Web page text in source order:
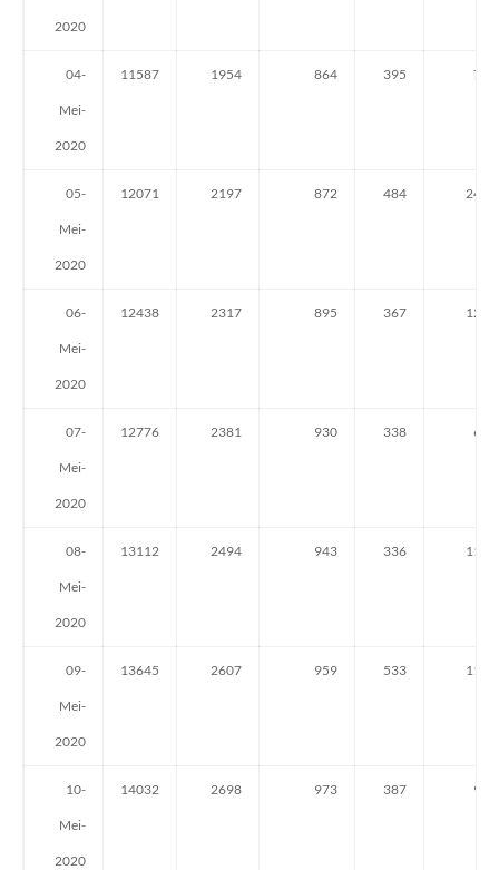
2020
04-
Mei-
2020
11587 1954 864 395 78
05-
Mei-
2020
12071 2197 872 484 243
06-
Mei-
2020
12438 2317 895 367 120
07-
Mei-
2020
12776 2381 930 338 64
08-
Mei-
2020
13112 2494 943 336 113
09-
Mei-
2020
13645 2607 959 533 113
10-
Mei-
2020
14032 2698 973 387 91